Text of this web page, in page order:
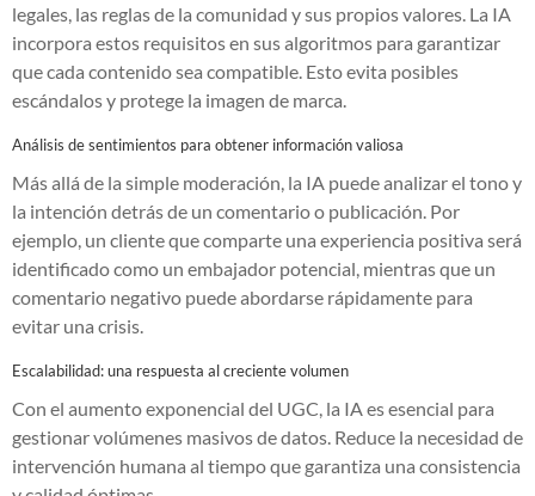
legales, las reglas de la comunidad y sus propios valores. La IA
incorpora estos requisitos en sus algoritmos para garantizar
que cada contenido sea compatible. Esto evita posibles
escándalos y protege la imagen de marca.
Análisis de sentimientos para obtener información valiosa
Más allá de la simple moderación, la IA puede analizar el tono y
la intención detrás de un comentario o publicación. Por
ejemplo, un cliente que comparte una experiencia positiva será
identificado como un embajador potencial, mientras que un
comentario negativo puede abordarse rápidamente para
evitar una crisis.
Escalabilidad: una respuesta al creciente volumen
Con el aumento exponencial del UGC, la IA es esencial para
gestionar volúmenes masivos de datos. Reduce la necesidad de
intervención humana al tiempo que garantiza una consistencia